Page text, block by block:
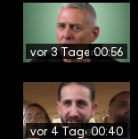
vor 3 Tagen00:56
vor 4 Tagen00:40